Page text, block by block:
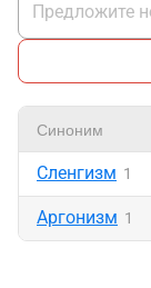
Синоним
Сленгизм 1
Аргонизм 1